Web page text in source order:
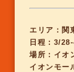
エリア：関
日程：3/
場所：イオ
イオンモー